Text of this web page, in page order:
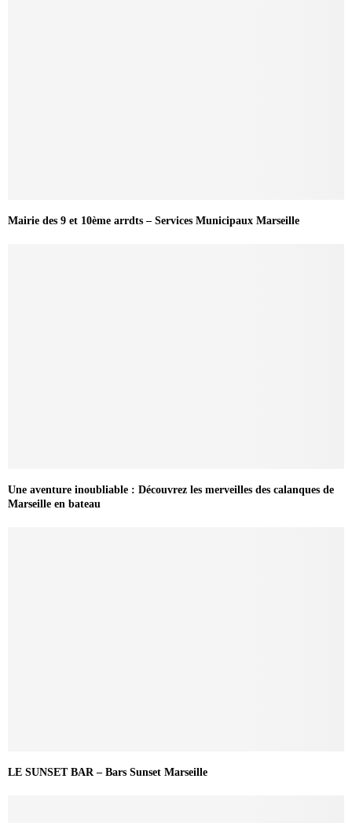
Mairie des 9 et 10ème arrdts – Services Municipaux Marseille
Une aventure inoubliable : Découvrez les merveilles des calanques de
Marseille en bateau
LE SUNSET BAR – Bars Sunset Marseille